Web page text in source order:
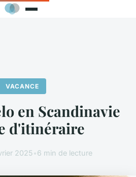
VACANCE
en Scandinavie
d'itinéraire
2025•6 min de lecture